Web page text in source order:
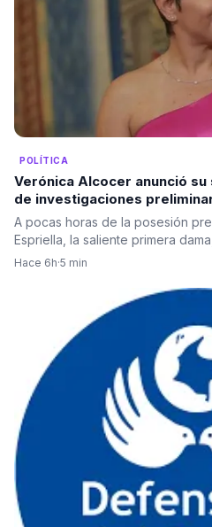
POLÍTICA
Verónica Alcocer anunció
de investigaciones
de gobierno. La pregunta
A pocas horas de la posesión
Espriella, la saliente primera
Hace 6h·5 min